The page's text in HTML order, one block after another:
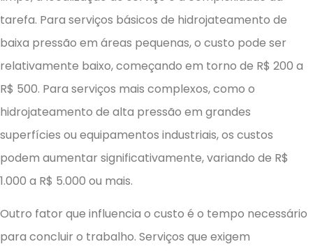
tarefa. Para serviços básicos de hidrojateamento de
baixa pressão em áreas pequenas, o custo pode ser
relativamente baixo, começando em torno de R$ 200 a
R$ 500. Para serviços mais complexos, como o
hidrojateamento de alta pressão em grandes
superfícies ou equipamentos industriais, os custos
podem aumentar significativamente, variando de R$
1.000 a R$ 5.000 ou mais.
Outro fator que influencia o custo é o tempo necessário
para concluir o trabalho. Serviços que exigem